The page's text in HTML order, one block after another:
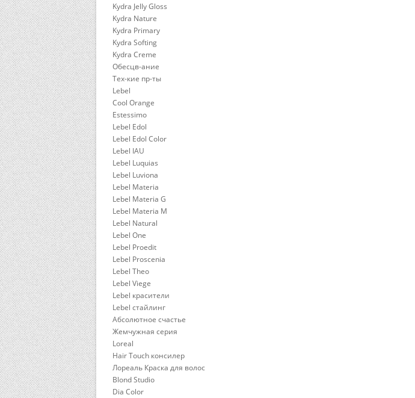
Kydra Jelly Gloss
Kydra Nature
Kydra Primary
Kydra Softing
Kydra Сreme
Обесцв-ание
Тех-кие пр-ты
Lebel
Cool Orange
Estessimo
Lebel Edol
Lebel Edol Color
Lebel IAU
Lebel Luquias
Lebel Luviona
Lebel Materia
Lebel Materia G
Lebel Materia M
Lebel Natural
Lebel One
Lebel Proedit
Lebel Proscenia
Lebel Theo
Lebel Viege
Lebel красители
Lebel стайлинг
Абсолютное счастье
Жемчужная серия
Loreal
Hair Touch консилер
Лореаль Краска для волос
Blond Studio
Dia Color